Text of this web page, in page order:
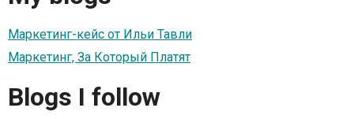
Маркетинг-кейс от Ильи Тавли
Маркетинг, За Который Платят
Blogs I follow